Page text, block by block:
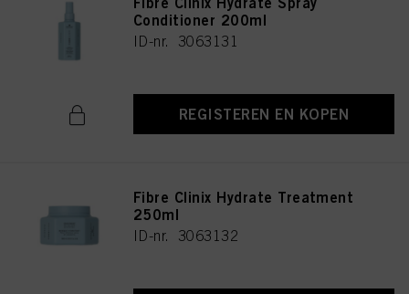
Conditioner 200ml
ID-nr. 3063131
REGISTEREN EN KOPEN
Fibre Clinix Hydrate Treatment
250ml
ID-nr. 3063132